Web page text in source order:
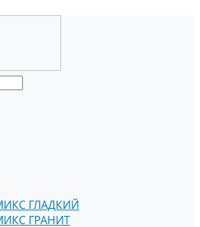
ГЛАДКИЙ
ГРАНИТ